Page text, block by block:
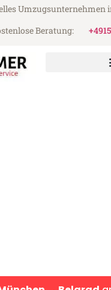
Umzugsunternehmen
Beratung: